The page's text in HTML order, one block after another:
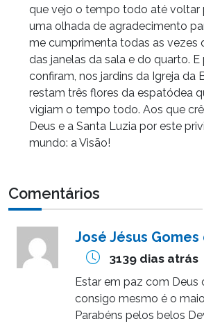
que vejo o tempo todo até voltar
uma olhada de agradecimento
me cumprimenta todas as vezes
das janelas da sala e do quarto. E
confiram, nos jardins da Igreja da
restam três flores da espatódea
vigiam o tempo todo. Aos que
Deus e a Santa Luzia por este
mundo: a Visão!
Comentários
José Jésus Gomes
3139 dias atrás
Estar em paz com Deus
consigo mesmo é o
Parabéns pelos belos